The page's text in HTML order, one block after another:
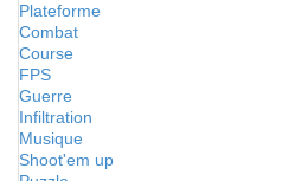
Plateforme
Combat
Course
FPS
Guerre
Infiltration
Musique
Shoot'em up